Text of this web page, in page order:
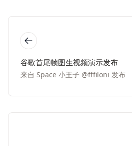
谷歌首尾帧图生视频演示发布
来自 Space 小王子 @fffiloni 发布